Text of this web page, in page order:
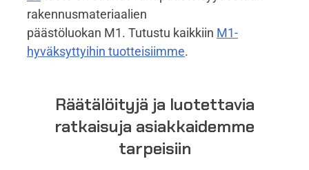
rakennusmateriaalien
päästöluokan M1. Tutustu kaikkiin M1-
hyväksyttyihin tuotteisiimme.
Räätälöityjä ja luotettavia
ratkaisuja asiakkaidemme
tarpeisiin